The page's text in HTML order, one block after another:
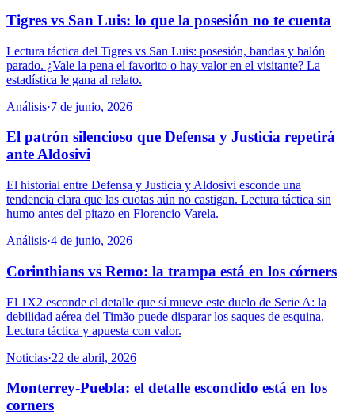
Tigres vs San Luis: lo que la posesión no te cuenta
Lectura táctica del Tigres vs San Luis: posesión, bandas y balón
parado. ¿Vale la pena el favorito o hay valor en el visitante? La
estadística le gana al relato.
Análisis·7 de junio, 2026
El patrón silencioso que Defensa y Justicia repetirá
ante Aldosivi
El historial entre Defensa y Justicia y Aldosivi esconde una
tendencia clara que las cuotas aún no castigan. Lectura táctica sin
humo antes del pitazo en Florencio Varela.
Análisis·4 de junio, 2026
Corinthians vs Remo: la trampa está en los córners
El 1X2 esconde el detalle que sí mueve este duelo de Serie A: la
debilidad aérea del Timão puede disparar los saques de esquina.
Lectura táctica y apuesta con valor.
Noticias·22 de abril, 2026
Monterrey-Puebla: el detalle escondido está en los
corners